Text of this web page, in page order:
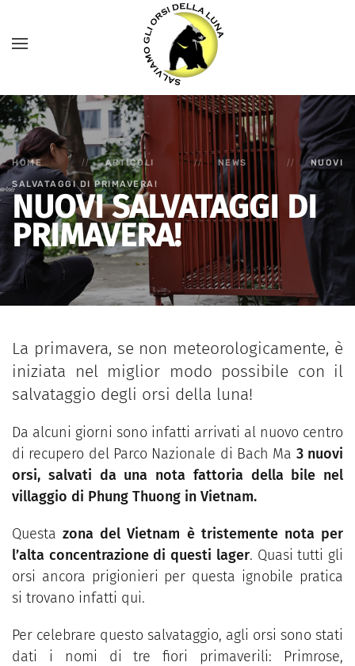
HOME ARTICOLI NEWS NUOVI
SALVATAGGI DI PRIMAVERA!
NUOVI SALVATAGGI DI
PRIMAVERA!
La primavera, se non meteorologicamente, è
iniziata nel miglior modo possibile con il
salvataggio degli orsi della luna!
Da alcuni giorni sono infatti arrivati al nuovo centro
di recupero del Parco Nazionale di Bach Ma 3 nuovi
orsi, salvati da una nota fattoria della bile nel
villaggio di Phung Thuong in Vietnam.
Questazona del Vietnam è tristemente nota per
l’alta concentrazione di questi lager. Quasi tutti gli
orsi ancora prigionieri per questa ignobile pratica
si trovano infatti qui.
Per celebrare questo salvataggio, agli orsi sono stati
dati i nomi di tre fiori primaverili: Primrose,